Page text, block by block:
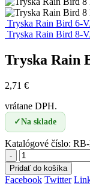
Tryska Rain Bird 6-
Tryska Rain Bird 8-
Tryska Rain
2,71 €
vrátane DPH.
✓Na sklade
Katalógové číslo:
-
Pridať do košíka
Facebook Twitter